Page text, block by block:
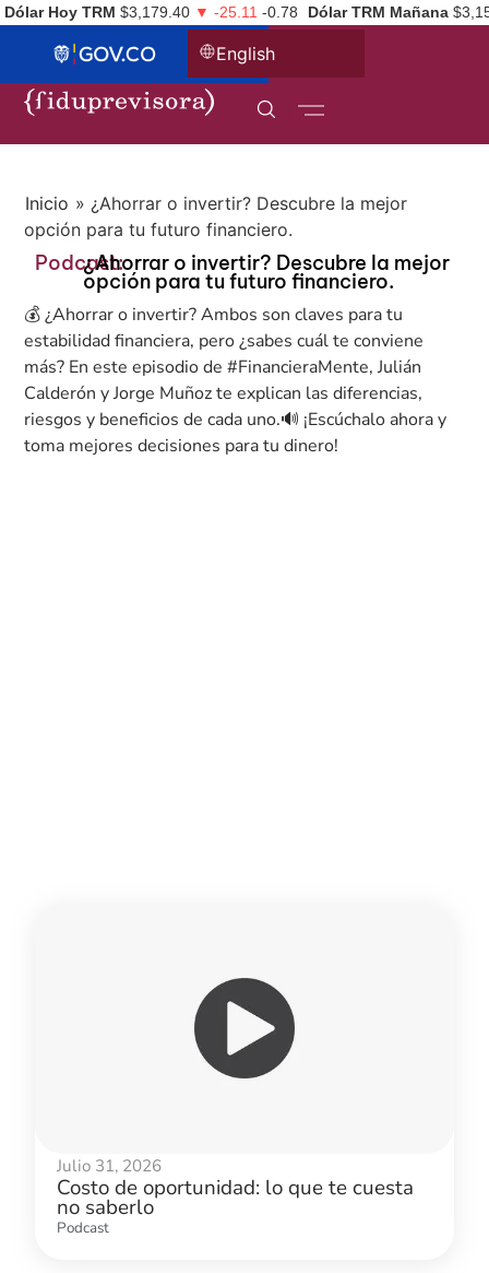
Dólar Hoy TRM $3,179.40 ▼ -25.11 -0.78 Dólar TRM Mañana
English
Inicio » ¿Ahorrar o invertir? Descubre la mejor
opción para tu futuro financiero.
Podcast:¿Ahorrar o invertir? Descubre la mejor
opción para tu futuro financiero.
💰 ¿Ahorrar o invertir? Ambos son claves para tu
estabilidad financiera, pero ¿sabes cuál te conviene
más? En este episodio de #FinancieraMente, Julián
Calderón y Jorge Muñoz te explican las diferencias,
riesgos y beneficios de cada uno.🔊 ¡Escúchalo ahora y
toma mejores decisiones para tu dinero!
Julio 31, 2026
Costo de oportunidad: lo que te cuesta
no saberlo
Podcast